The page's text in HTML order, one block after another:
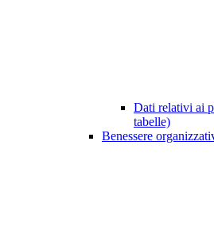
Dati relativi ai
tabelle)
Benessere